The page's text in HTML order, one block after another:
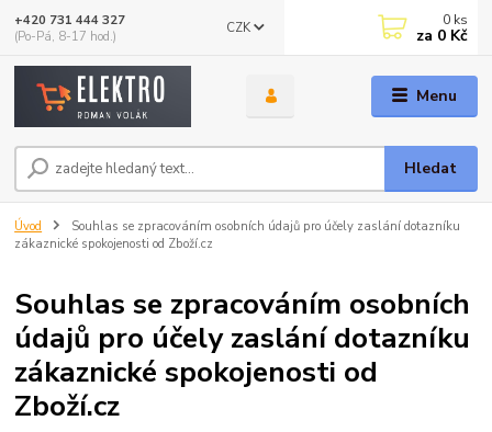
Menu
CZK
Hledat
+420 731 444 327
(Po-Pá, 8-17 hod.)
0 ks
za 0 Kč
Úvod
Souhlas se zpracováním osobních údajů pro účely zaslání dotazníku
zákaznické spokojenosti od Zboží.cz
Souhlas se zpracováním osobních
údajů pro účely zaslání dotazníku
zákaznické spokojenosti od
Zboží.cz